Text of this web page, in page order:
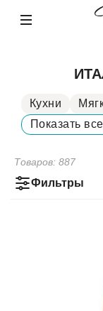
Кухни
Столы
Показать все
Фильтры
Товаров: 887